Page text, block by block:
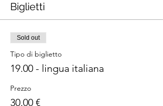
Biglietti
Sold out
Tipo di biglietto
19.00 - lingua italiana
Prezzo
30,00 €